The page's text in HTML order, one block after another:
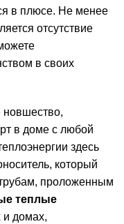
в плюсе. Не менее
отсутствие
в своих
новшество,
в доме с любой
здесь
который
проложенным
теплые
и домах,